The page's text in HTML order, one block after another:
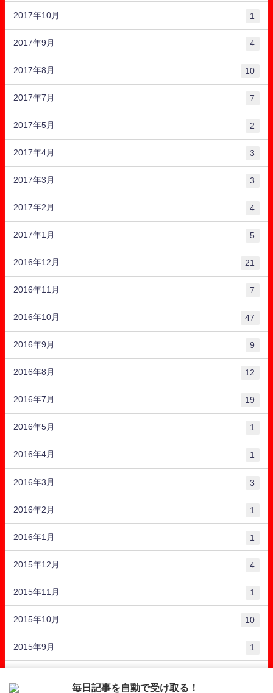
2017年10月 1
2017年9月 4
2017年8月 10
2017年7月 7
2017年5月 2
2017年4月 3
2017年3月 3
2017年2月 4
2017年1月 5
2016年12月 21
2016年11月 7
2016年10月 47
2016年9月 9
2016年8月 12
2016年7月 19
2016年5月 1
2016年4月 1
2016年3月 3
2016年2月 1
2016年1月 1
2015年12月 4
2015年11月 1
2015年10月 10
2015年9月 1
毎日記事を自動で受け取る！